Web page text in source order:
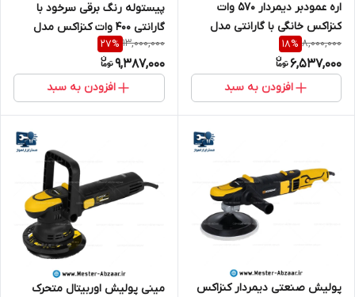
اره عمودبر دیمردار 570 وات
کنزاکس خانگی با گارانتی مدل
kenzax 4155
8,000,000
18%
6,537,000
افزودن به سبد
پیستوله رنگ برقی سرخود با
گارانتی 400 وات کنزاکس مدل
KENZAX 5684
13,000,000
27%
9,387,000
افزودن به سبد
پولیش صنعتی دیمردار کنزاکس
مینی پولیش اوربیتال متحرک